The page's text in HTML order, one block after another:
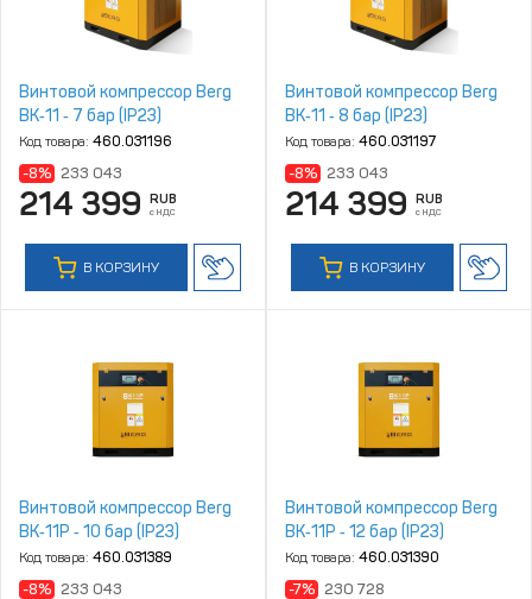
Винтовой компрессор Berg
ВК‑11 ‑ 7 бар (IP23)
Код товара: 460.031196
-8% 233 043
214 399 RUB
с НДС
В КОРЗИНУ
Винтовой компрессор Berg
ВК‑11 ‑ 8 бар (IP23)
Код товара: 460.031197
-8% 233 043
214 399 RUB
с НДС
В КОРЗИНУ
Винтовой компрессор Berg
ВК‑11Р ‑ 10 бар (IP23)
Код товара: 460.031389
-8% 233 043
Винтовой компрессор Berg
ВК‑11Р ‑ 12 бар (IP23)
Код товара: 460.031390
-7% 230 728